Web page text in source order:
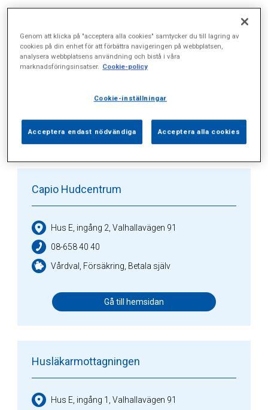
Alla (5) Vårdgivare (3) Specialister (0)
Sidor (0) Press (0)
Vårdgivare
Capio Hudcentrum
Hus E, ingång 2, Valhallavägen 91
08-658 40 40
Vårdval, Försäkring, Betala själv
Gå till hemsidan
Husläkarmottagningen
Hus E, ingång 1, Valhallavägen 91
Genom att klicka på "acceptera alla cookies" samtycker du till lagring av
cookies på din enhet för att förbättra navigeringen på webbplatsen,
analysera webbplatsens användning och bistå i våra
marknadsföringsinsatser. Cookie-policy
Cookie-inställningar
Acceptera endast nödvändiga Acceptera alla cookies